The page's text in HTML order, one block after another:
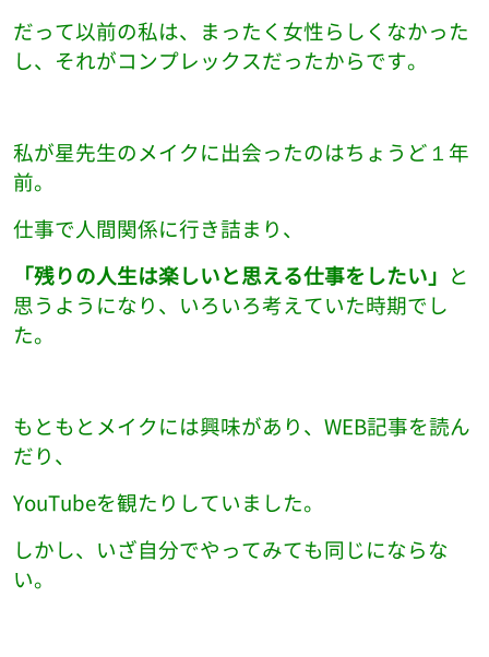
だって以前の私は、まったく女性らしくなかった
し、それがコンプレックスだったからです。
私が星先生のメイクに出会ったのはちょうど１年
前。
仕事で人間関係に行き詰まり、
「残りの人生は楽しいと思える仕事をしたい」 と
思うようになり、いろいろ考えていた時期でし
た。
もともとメイクには興味があり、WEB記事を読ん
だり、
YouTubeを観たりしていました。
しかし、いざ自分でやってみても同じにならな
い。